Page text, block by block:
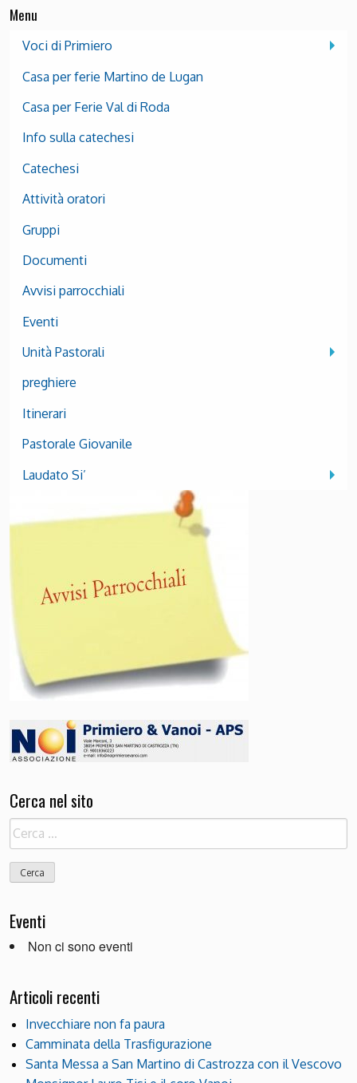
Menu
Voci di Primiero
Casa per ferie Martino de Lugan
Casa per Ferie Val di Roda
Info sulla catechesi
Catechesi
Attività oratori
Gruppi
Documenti
Avvisi parrocchiali
Eventi
Unità Pastorali
preghiere
Itinerari
Pastorale Giovanile
Laudato Si’
Cerca nel sito
Ricerca
per:
Eventi
Non ci sono eventi
Articoli recenti
Invecchiare non fa paura
Camminata della Trasfigurazione
Santa Messa a San Martino di Castrozza con il Vescovo